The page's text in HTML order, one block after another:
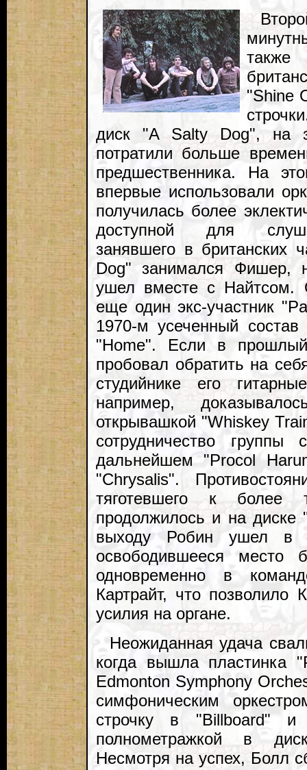
"Shine
диск "A Salty Dog", на
потратили больше
предшественника. На
впервые использовали
получилась более
доступной для
занявшего в британских
Dog" занимался Фишер,
ушел вместе с Найтсом.
еще один экс-участник
1970-м усеченный
"Home". Если в
пробовал обратить на
студийнике его
например,
открывашкой "Whiskey
сотрудничество
дальнейшем "Procol
"Chrysalis".
тяготевшего к
продолжилось и на диске
выходу Робин ушел в
освободившееся
одновременно в
Картрайт, что позволило
усилия на органе.
Неожиданная удача
когда вышла пластинка
Edmonton Symphony
симфоническим
строчку в "Billboard" и
полнометражкой в
Несмотря на успех, Болл